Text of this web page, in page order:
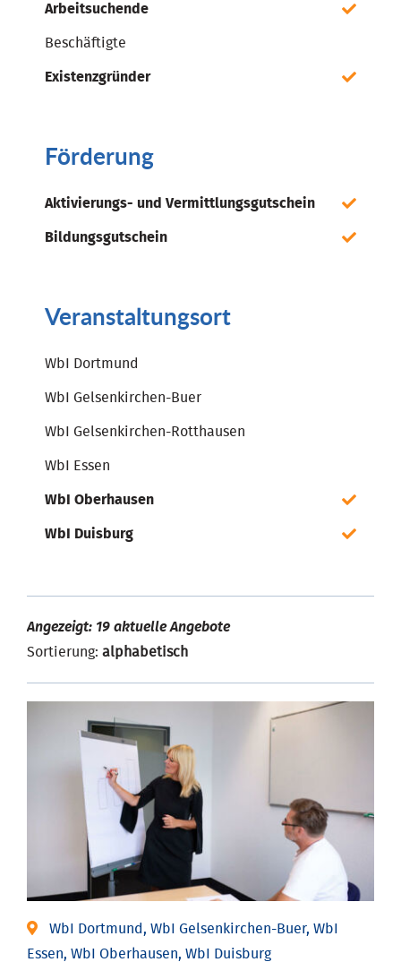
Arbeitsuchende
Beschäftigte
Existenzgründer
Förderung
Aktivierungs- und Vermittlungsgutschein
Bildungsgutschein
Veranstaltungsort
WbI Dortmund
WbI Gelsenkirchen-Buer
WbI Gelsenkirchen-Rotthausen
WbI Essen
WbI Oberhausen
WbI Duisburg
Angezeigt: 19 aktuelle Angebote
Sortierung: alphabetisch
WbI Dortmund, WbI Gelsenkirchen-Buer, WbI
Essen, WbI Oberhausen, WbI Duisburg